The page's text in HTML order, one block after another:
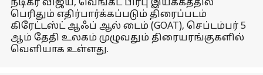
நடிகர் விஜய், வெங்கட் பிரபு இயக்கத்தில்
பெரிதும் எதிர்பார்க்கப்படும் திரைப்படம்
கிரேட்டஸ்ட் ஆஃப் ஆல் டைம் (GOAT), செப்டம்பர் 5
ஆம் தேதி உலகம் முழுவதும் திரையரங்குகளில்
வெளியாக உள்ளது.